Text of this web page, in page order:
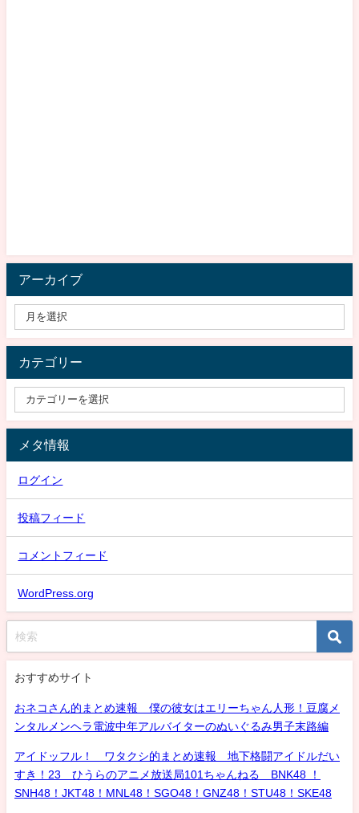
アーカイブ
カテゴリー
メタ情報
ログイン
投稿フィード
コメントフィード
WordPress.org
おすすめサイト
おネコさん的まとめ速報 僕の彼女はエリーちゃん人形！豆腐メ
ンタルメンヘラ電波中年アルバイターのぬいぐるみ男子末路編
アイドッフル！ ワタクシ的まとめ速報 地下格闘アイドルだい
すき！23 ひうらのアニメ放送局101ちゃんねる BNK48 ！
SNH48！JKT48！MNL48！SGO48！GNZ48！STU48！SKE48